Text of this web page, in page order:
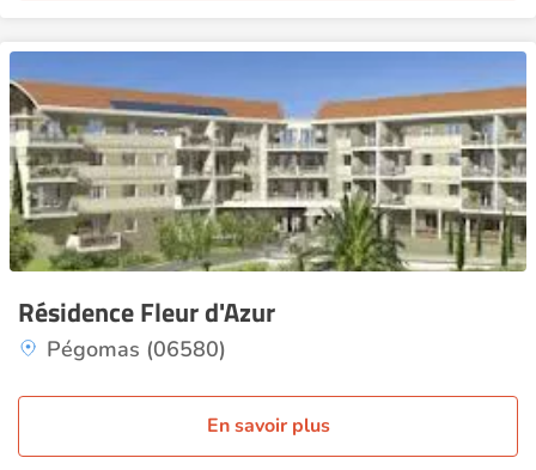
Résidence Fleur d'Azur
Pégomas (06580)
En savoir plus